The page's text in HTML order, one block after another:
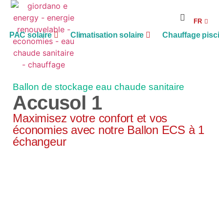
PAC solaire Climatisation solaire Chauffage
FR
AG
Ballon de stockage eau chaude sanitaire
Accusol 1
Maximisez votre confort et vos
économies avec notre Ballon ECS à 1
échangeur